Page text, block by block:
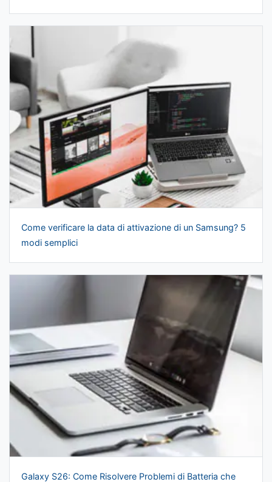
Come verificare la data di attivazione di un Samsung? 5
modi semplici
Galaxy S26: Come Risolvere Problemi di Batteria che